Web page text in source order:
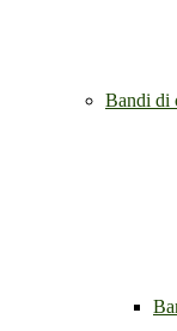
Bandi di